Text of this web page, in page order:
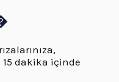
dakika içinde